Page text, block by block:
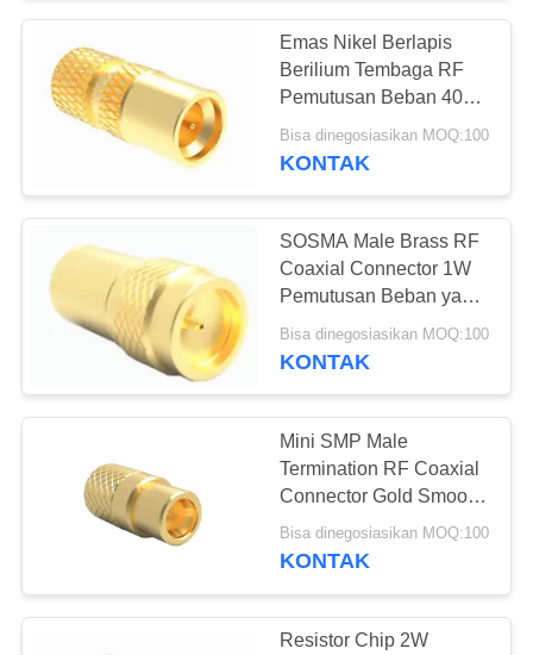
PERMINTAAN
PENAWARAN
SITEMAP
PRIVACY
POLICY
Konektor RF 1.0mm
23
Konektor RF
1.85mm
40
Emas Nikel Berlapis
Berilium Tembaga RF
Pemutusan Beban 40
GHz Dengan Mini SMP
Pria Input
Bisa dinegosiasikan MOQ:100
KONTAK
SOSMA Male Brass RF
Coaxial Connector 1W
Pemutusan Beban yang
Sesuai
Bisa dinegosiasikan MOQ:100
KONTAK
Mini SMP Male
Termination RF Coaxial
Connector Gold Smooth
Bore 1.4 VSWR
Bisa dinegosiasikan MOQ:100
KONTAK
Resistor Chip 2W